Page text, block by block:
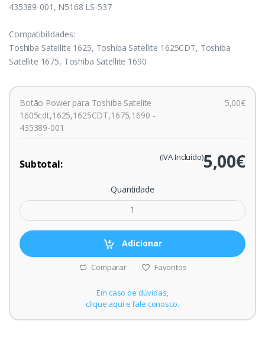
435389-001, N5168 LS-537
Compatibilidades:
Toshiba Satellite 1625, Toshiba Satellite 1625CDT, Toshiba
Satellite 1675, Toshiba Satellite 1690
Botão Power para Toshiba Satelite
1605cdt,1625,1625CDT,1675,1690 -
435389-001
5,00€
Subtotal: 5,00€
(IVA Incluído)
Quantidade
Adicionar
Comparar Favoritos
Em caso de dúvidas,
clique aqui e fale conosco.